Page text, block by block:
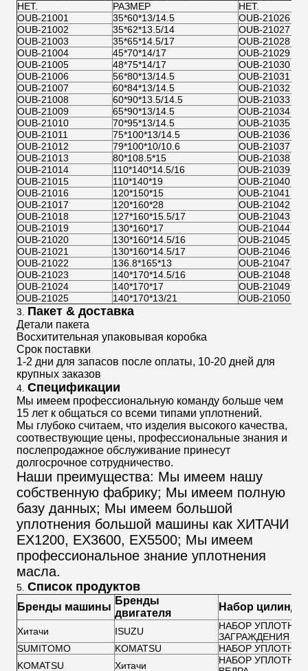
НЕТ. РАЗМЕР
НЕТ.
OUB-21001
35*60*13/14.5
OUB-21026
OUB-21002
35*62*13.5/14
OUB-21027
OUB-21003
35*65*14.5/17
OUB-21028
OUB-21004
45*70*14/17
OUB-21029
OUB-21005
48*75*14/17
OUB-21030
OUB-21006
56*80*13/14.5
OUB-21031
OUB-21007
60*84*13/14.5
OUB-21032
OUB-21008
60*90*13.5/14.5
OUB-21033
OUB-21009
65*90*13/14.5
OUB-21034
OUB-21010
70*95*13/14.5
OUB-21035
OUB-21011
75*100*13/14.5
OUB-21036
OUB-21012
79*100*10/10.6
OUB-21037
OUB-21013
80*108.5*15
OUB-21038
OUB-21014
110*140*14.5/16
OUB-21039
OUB-21015
110*140*19
OUB-21040
OUB-21016
120*150*15
OUB-21041
OUB-21017
120*160*28
OUB-21042
OUB-21018
127*160*15.5/17
OUB-21043
OUB-21019
130*160*17
OUB-21044
OUB-21020
130*160*14.5/16
OUB-21045
OUB-21021
130*160*14.5/17
OUB-21046
OUB-21022
136.8*165*13
OUB-21047
OUB-21023
140*170*14.5/16
OUB-21048
OUB-21024
140*170*17
OUB-21049
OUB-21025
140*170*13/21
OUB-21050
3. Пакет & доставка
Детали пакета
Восхитительная упаковывая коробка
Срок поставки
1-2 дни для запасов после оплаты, 10-20 дней для
крупных заказов
4. Спецификации
Мы имеем профессиональную команду больше чем
15 лет к общаться со всеми типами уплотнений.
Мы глубоко считаем, что изделия высокого качества,
соотвествующие цены, профессиональные знания и
послепродажное обслуживание принесут
долгосрочное сотрудничество.
Наши преимущества: Мы имеем нашу
собственную фабрику; Мы имеем полную
базу данных; Мы имеем большой
уплотнения большой машины как ХИТАЧИ
EX1200, EX3600, EX5500; Мы имеем
профессиональное знание уплотнения
масла.
5. Список продуктов
Бренды машины
Бренды
двигателя
Набор
Хитачи ISUZU
НАБОР
ЗАГРАЖДЕНИЯ
SUMITOMO
KOMATSU
НАБОР
KOMATSU
Хитачи
НАБОР